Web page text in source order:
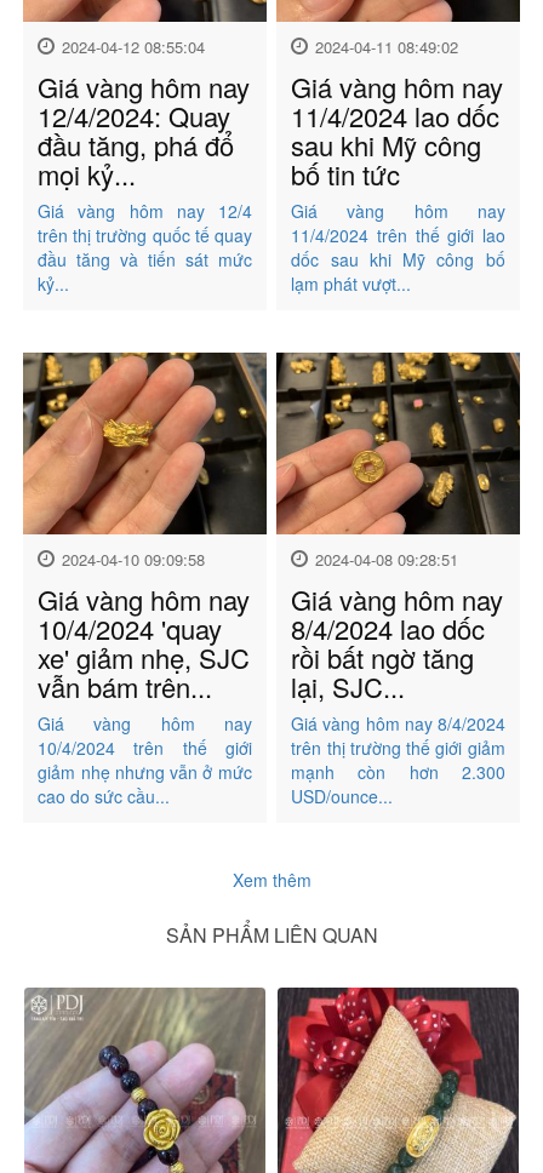
2024-04-12 08:55:04
Giá vàng hôm nay
12/4/2024: Quay
đầu tăng, phá đổ
mọi kỷ...
Giá vàng hôm nay 12/4
trên thị trường quốc tế quay
đầu tăng và tiến sát mức
kỷ...
2024-04-11 08:49:02
Giá vàng hôm nay
11/4/2024 lao dốc
sau khi Mỹ công
bố tin tức
Giá vàng hôm nay
11/4/2024 trên thế giới lao
dốc sau khi Mỹ công bố
lạm phát vượt...
2024-04-10 09:09:58
Giá vàng hôm nay
10/4/2024 'quay
xe' giảm nhẹ, SJC
vẫn bám trên...
Giá vàng hôm nay
10/4/2024 trên thế giới
giảm nhẹ nhưng vẫn ở mức
cao do sức cầu...
2024-04-08 09:28:51
Giá vàng hôm nay
8/4/2024 lao dốc
rồi bất ngờ tăng
lại, SJC...
Giá vàng hôm nay 8/4/2024
trên thị trường thế giới giảm
mạnh còn hơn 2.300
USD/ounce...
Xem thêm
SẢN PHẨM LIÊN QUAN